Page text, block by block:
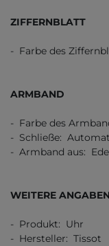
ZIFFERNBLATT
- Farbe des
ARMBAND
- Farbe des
- Schließe:
- Armband aus:
WEITERE ANGABEN
- Produkt: Uhr
- Hersteller: Tissot